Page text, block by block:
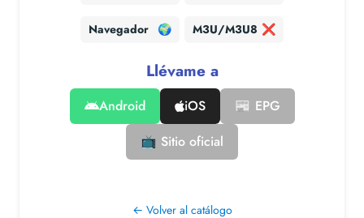
Navegador 🌍 M3U/M3U8 ❌
Llévame a
Android iOS
📰 EPG
📺 Sitio oficial
← Volver al catálogo